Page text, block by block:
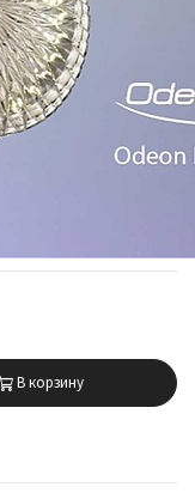
В корзину